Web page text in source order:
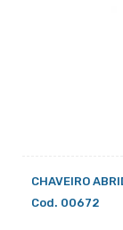
CHAVEIRO
Cod. 00672